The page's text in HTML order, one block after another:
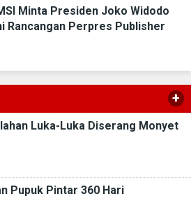
Minta Presiden Joko Widodo
Rancangan Perpres Publisher
+
Luka-Luka Diserang Monyet
Pupuk Pintar 360 Hari